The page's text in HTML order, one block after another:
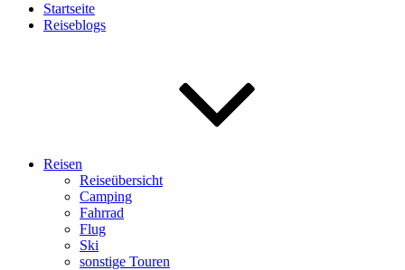
Startseite
Reiseblogs
Reisen
Reiseübersicht
Camping
Fahrrad
Flug
Ski
sonstige Touren